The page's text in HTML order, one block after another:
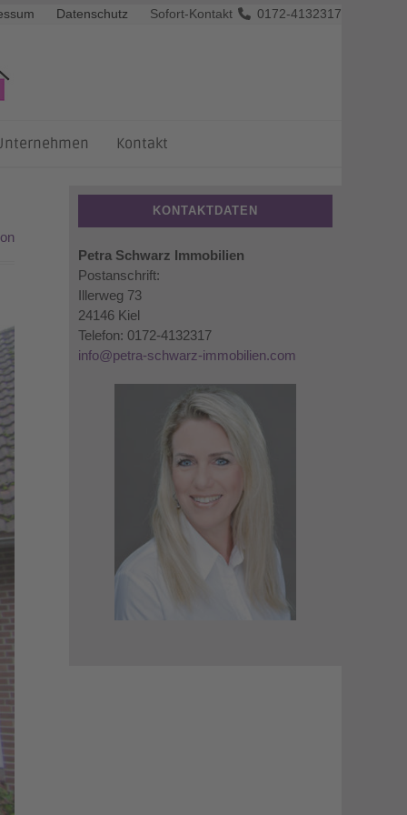
Datenschutz Sofort-Kontakt 0172-4132317
Kontakt
KONTAKTDATEN
Petra Schwarz Immobilien
Postanschrift:
Illerweg 73
24146 Kiel
Telefon: 0172-4132317
info@petra-schwarz-immobilien.com